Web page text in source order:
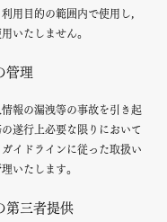
用目的の範囲内で使用し，
いたしません。
管理
報の漏洩等の事故を引き起
遂行上必要な限りにおいて
イドラインに従った取扱い
いたします。
第三者提供